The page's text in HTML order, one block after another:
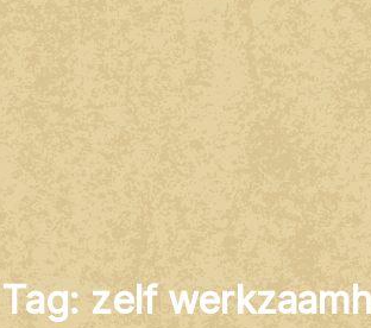
Tag: zelf